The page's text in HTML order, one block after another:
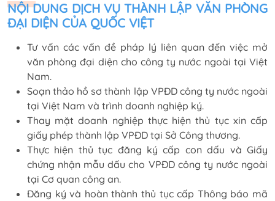
NỘI DUNG DỊCH VỤ THÀNH LẬP VĂN PHÒNG
ĐẠI DIỆN CỦA QUỐC VIỆT
Tư vấn các vấn đề pháp lý liên quan đến việc mở
văn phòng đại diện cho công ty nước ngoài tại Việt
Nam.
Soạn thảo hồ sơ thành lập VPĐD công ty nước ngoài
tại Việt Nam và trình doanh nghiệp ký.
Thay mặt doanh nghiệp thực hiện thủ tục xin cấp
giấy phép thành lập VPĐD tại Sở Công thương.
Thực hiện thủ tục đăng ký cấp con dấu và Giấy
chứng nhận mẫu dấu cho VPĐD công ty nước ngoài
tại Cơ quan công an.
Đăng ký và hoàn thành thủ tục cấp Thông báo mã